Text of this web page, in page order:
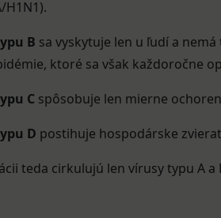
H1N1).
B sa vyskytuje len u ľudí a
ktoré sa však každoročne
C spôsobuje len mierne
D postihuje hospodárske
teda cirkulujú len vírusy typu A